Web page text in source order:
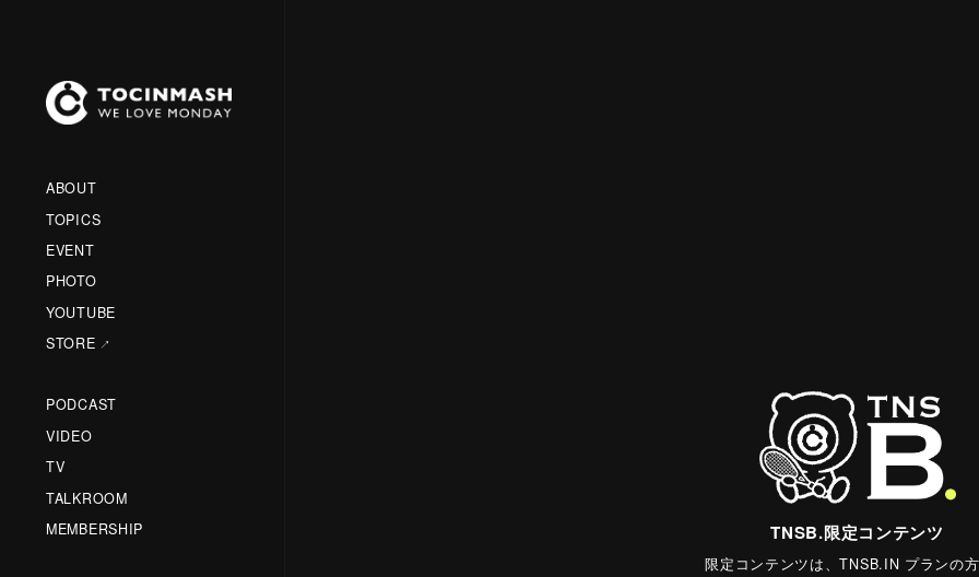
ABOUT
TOPICS
EVENT
PHOTO
YOUTUBE
STORE
PODCAST
VIDEO
TV
TALKROOM
MEMBERSHIP
TNSB.限定コンテンツ
限定コンテンツは、TNSB.IN プランの